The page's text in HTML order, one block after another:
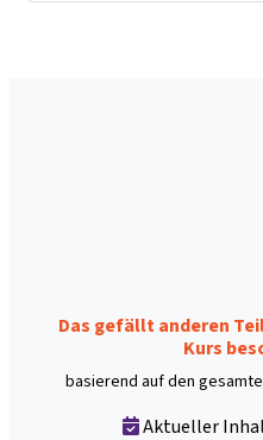
Das gefällt anderen
Kurs
basierend auf den
Aktueller